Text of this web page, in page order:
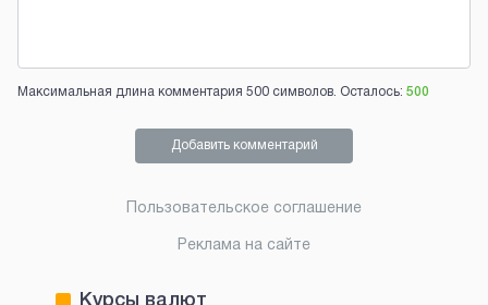
Максимальная длина комментария 500 символов. Осталось: 500
Добавить комментарий
Пользовательское соглашение
Реклама на сайте
Курсы валют